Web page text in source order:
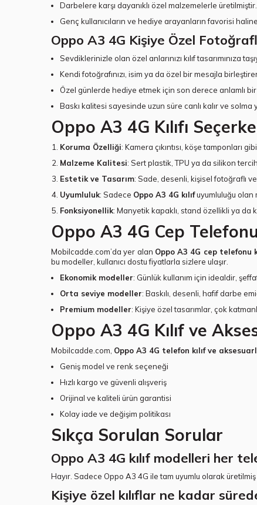
Darbelere karşı dayanıklı özel malzemelerle üretilmiştir.
Genç kullanıcıların ve hediye arayanların favorisi
Oppo A3 4G Kişiye Özel
Sevdiklerinizle olan özel anlarınızı kılıf tasarımınıza
Kendi fotoğrafınızı, isim ya da özel bir mesajla
Özel günlerde hediye etmek için son derece anlamlı
Baskı kalitesi sayesinde uzun süre canlı kalır ve solma
Oppo A3 4G Kılıfı
Koruma Özelliği: Kamera çıkıntısı, köşe tamponları
Malzeme Kalitesi: Sert plastik, TPU ya da silikon
Estetik ve Tasarım: Sade, desenli, kişisel fotoğraflı
Uyumluluk: Sadece Oppo A3 4G kılıfuyumluluğu olan
Fonksiyonellik: Manyetik kapaklı, stand özellikli ya
Oppo A3 4G Cep
Mobilcadde.com’da yer alan Oppo A3 4G cep telefonu
bu modeller, kullanıcı dostu fiyatlarla sizlere ulaşır.
Ekonomik modeller: Günlük kullanım için idealdir,
Orta seviye modeller: Baskılı, desenli, hafif darbe
Premium modeller: Kişiye özel tasarımlar, çok
Oppo A3 4G Kılıf ve
Mobilcadde.com, Oppo A3 4G telefon kılıf ve
Geniş model ve renk seçeneği
Hızlı kargo ve güvenli alışveriş
Orijinal ve kaliteli ürün garantisi
Kolay iade ve değişim politikası
Sıkça Sorulan Sorular
Oppo A3 4G kılıf modelleri her
Hayır. Sadece Oppo A3 4G ile tam uyumlu olarak
Kişiye özel kılıflar ne kadar